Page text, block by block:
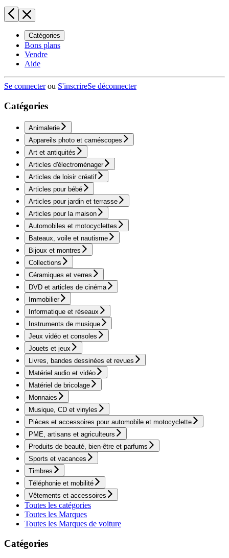
Catégories
Bons plans
Vendre
Aide
Se connecterou S'inscrireSe déconnecter
Catégories
Animalerie
Appareils photo et caméscopes
Art et antiquités
Articles d'électroménager
Articles de loisir créatif
Articles pour bébé
Articles pour jardin et terrasse
Articles pour la maison
Automobiles et motocyclettes
Bateaux, voile et nautisme
Bijoux et montres
Collections
Céramiques et verres
DVD et articles de cinéma
Immobilier
Informatique et réseaux
Instruments de musique
Jeux vidéo et consoles
Jouets et jeux
Livres, bandes dessinées et revues
Matériel audio et vidéo
Matériel de bricolage
Monnaies
Musique, CD et vinyles
Pièces et accessoires pour automobile et motocyclette
PME, artisans et agriculteurs
Produits de beauté, bien-être et parfums
Sports et vacances
Timbres
Téléphonie et mobilité
Vêtements et accessoires
Toutes les catégories
Toutes les Marques
Toutes les Marques de voiture
Catégories